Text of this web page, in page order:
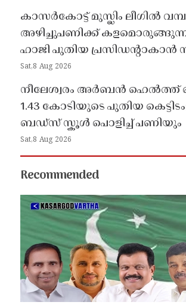
കാസർകോട്ട് മുസ്ലിം ലീഗിൽ
അഴിച്ചുപണിക്ക്
ഹാജി പുതിയ പ്രസിഡൻ്റാകാൻ
Sat,8 Aug 2026
നീലേശ്വരം അർബൻ ഹെൽത്ത്
1.43 കോടിയുടെ പുതിയ
ബഡ്സ് സ്കൂൾ പൊളിച്ച് പണിയും
Sat,8 Aug 2026
Recommended